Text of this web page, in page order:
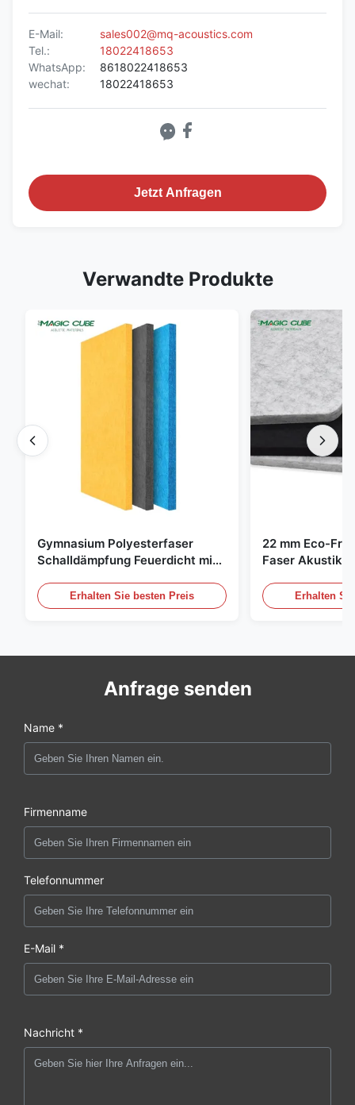
E-Mail:
sales002@mq-acoustics.com
Tel.:
18022418653
WhatsApp:
8618022418653
wechat:
18022418653
Jetzt Anfragen
Verwandte Produkte
Gymnasium Polyesterfaser
Schalldämpfung Feuerdicht mit
Erhalten Sie besten Preis
22 mm Eco-
Faser Akustik-
Erhalten
Anfrage senden
Name *
Firmenname
Telefonnummer
E-Mail *
Nachricht *